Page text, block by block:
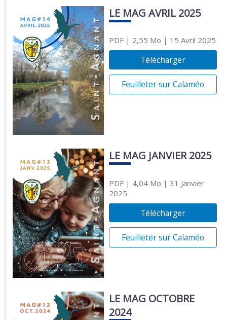
LE MAG AVRIL 2025
PDF| 2,55 Mo | 15 Avril 2025
Télécharger
Feuilleter sur Calaméo
LE MAG JANVIER 2025
PDF| 4,04 Mo | 31 Janvier
2025
Télécharger
Feuilleter sur Calaméo
LE MAG OCTOBRE
2024